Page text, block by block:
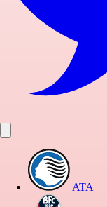
ATA